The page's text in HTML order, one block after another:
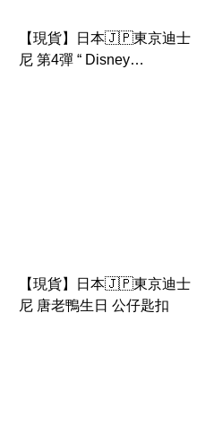
【現貨】日本🇯🇵東京迪士
尼 第4彈 “ Disney
【現貨】日本🇯🇵東京迪士
尼 唐老鴨生日 公仔匙扣